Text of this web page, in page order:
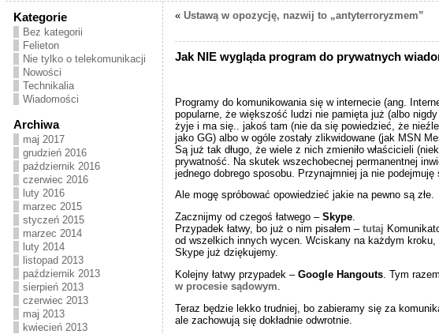
Kategorie
Bez kategorii
Felieton
Nie tylko o telekomunikacji
Nowości
Technikalia
Wiadomości
Archiwa
maj 2017
grudzień 2016
październik 2016
czerwiec 2016
luty 2016
marzec 2015
styczeń 2015
marzec 2014
luty 2014
listopad 2013
październik 2013
sierpień 2013
czerwiec 2013
maj 2013
kwiecień 2013
« Ustawą w opozycję, nazwij to „antyterroryzmem”
Jak NIE wygląda program do prywatnych
Programy do komunikowania się w internecie (ang.
popularne, że większość ludzi nie pamięta już (albo
żyje i ma się.. jakoś tam (nie da się powiedzieć, że
jako GG) albo w ogóle zostały zlikwidowane (jak MSN
Są już tak długo, że wiele z nich zmieniło właścicieli
prywatność. Na skutek wszechobecnej permanentnej
jednego dobrego sposobu. Przynajmniej ja nie podejmuję
Ale mogę spróbować opowiedzieć jakie na pewno są złe.
Zacznijmy od czegoś łatwego – Skype.
Przypadek łatwy, bo już o nim pisałem – tutaj
od wszelkich innych wycen. Wciskany na każdym
Skype już dziękujemy.
Kolejny łatwy przypadek – Google Hangouts. Tym
w procesie sądowym
Teraz będzie lekko trudniej, bo zabieramy się za
ale zachowują się dokładnie odwrotnie.